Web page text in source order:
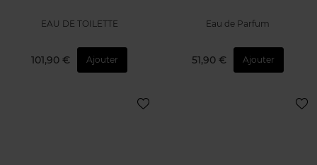
EAU DE TOILETTE
101,90 € Ajouter
Eau de Parfum
51,90 € Ajouter